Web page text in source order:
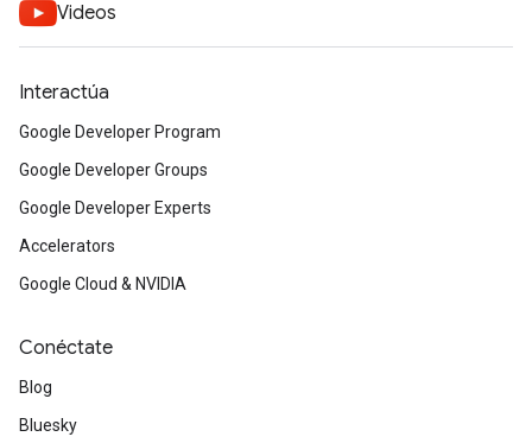
Videos
Interactúa
Google Developer Program
Google Developer Groups
Google Developer Experts
Accelerators
Google Cloud & NVIDIA
Conéctate
Blog
Bluesky